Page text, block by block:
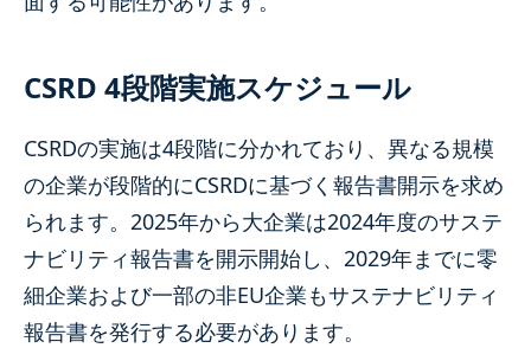
CSRD 4段階実施スケジュール
CSRDの実施は4段階に分かれており、異なる規模
の企業が段階的にCSRDに基づく報告書開示を求め
られます。2025年から大企業は2024年度のサステ
ナビリティ報告書を開示開始し、2029年までに零
細企業および一部の非EU企業もサステナビリティ
報告書を発行する必要があります。